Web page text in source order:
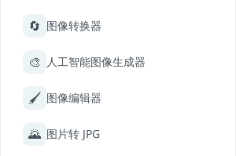
🔄 图像转换器
🎨 人工智能图像生成器
🖌️ 图像编辑器
🌄 图片转 JPG